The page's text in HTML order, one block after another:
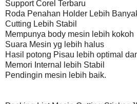
Support Corel Terbaru
Roda Penahan Holder Lebih
Cutting Lebih Stabil
Mempunya body mesin lebih kokoh
Suara Mesin yg lebih halus
Hasil potong Pisau lebih optimal
Memori Internal lebih Stabil
Pendingin mesin lebih baik.